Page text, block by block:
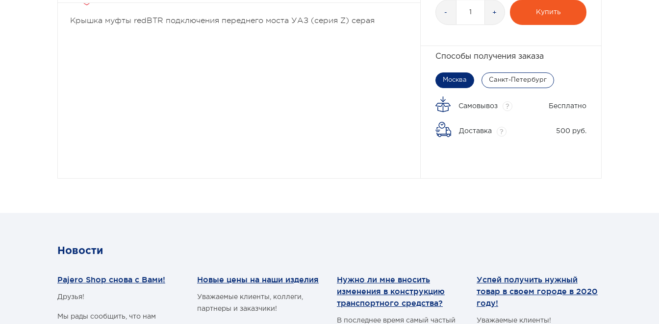
Крышка муфты redBTR подключения переднего моста УАЗ (серия Z) серая
- + Купить
Способы получения заказа
Москва Санкт-Петербург
Самовывоз ? Бесплатно
Доставка ? 500 руб.
Новости
Pajero Shop снова с Вами!
Друзья!
Мы рады сообщить, что нам
Новые цены на наши изделия
Уважаемые клиенты, коллеги,
партнеры и заказчики!
Нужно ли мне вносить
изменения в конструкцию
транспортного средства?
В последнее время самый частый
Успей получить нужный
товар в своем городе в 2020
году!
Уважаемые клиенты!